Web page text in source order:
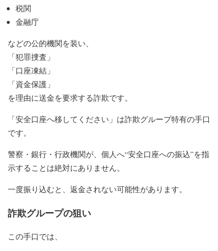
税関
金融庁
などの公的機関を装い、
「犯罪捜査」
「口座凍結」
「資金保護」
を理由に送金を要求する詐欺です。
「安全口座へ移してください」は詐欺グループ特有の手口
です。
警察・銀行・行政機関が、個人へ“安全口座への振込”を指
示することは絶対にありません。
一度振り込むと、返金されない可能性があります。
詐欺グループの狙い
この手口では、